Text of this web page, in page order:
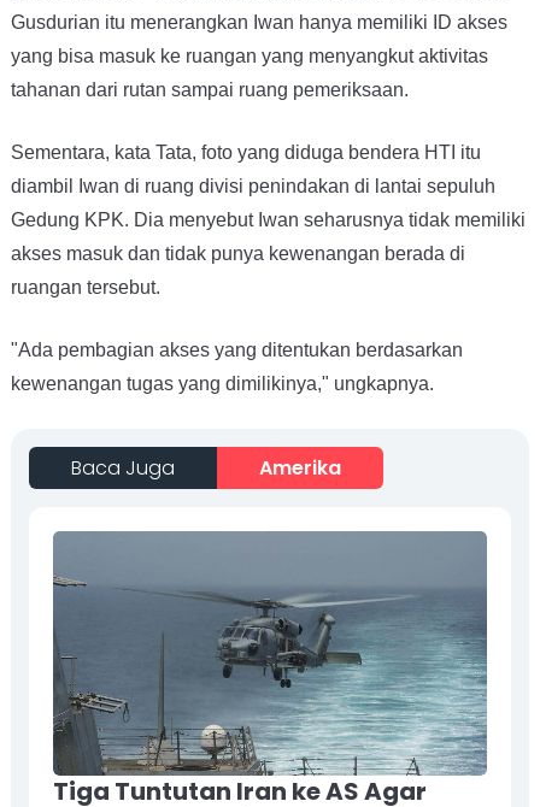
Gusdurian itu menerangkan Iwan hanya memiliki ID akses
yang bisa masuk ke ruangan yang menyangkut aktivitas
tahanan dari rutan sampai ruang pemeriksaan.
Sementara, kata Tata, foto yang diduga bendera HTI itu
diambil Iwan di ruang divisi penindakan di lantai sepuluh
Gedung KPK. Dia menyebut Iwan seharusnya tidak memiliki
akses masuk dan tidak punya kewenangan berada di
ruangan tersebut.
"Ada pembagian akses yang ditentukan berdasarkan
kewenangan tugas yang dimilikinya," ungkapnya.
Baca Juga Amerika
Tiga Tuntutan Iran ke AS Agar